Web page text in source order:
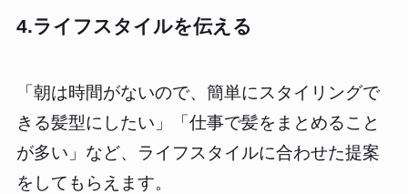
4.ライフスタイルを伝える
「朝は時間がないので、簡単にスタイリングで
きる髪型にしたい」「仕事で髪をまとめること
が多い」など、ライフスタイルに合わせた提案
をしてもらえます。